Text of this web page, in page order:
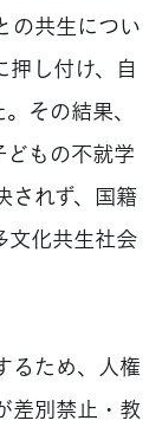
の共生につい
し付け、自
その結果、
どもの不就学
されず、国籍
文化共生社会
るため、人権
差別禁止・教